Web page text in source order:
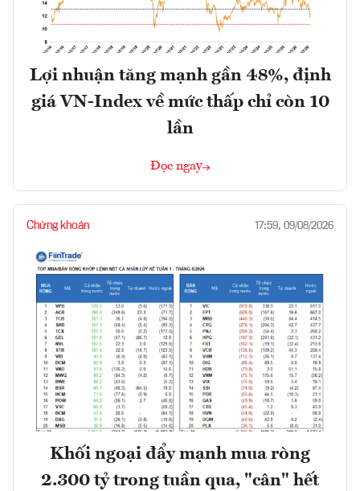
Lợi nhuận tăng mạnh gần 48%, định
giá VN-Index về mức thấp chỉ còn 10
lần
Đọc ngay
Chứng khoán 17:59, 09/08/2026
Khối ngoại đẩy mạnh mua ròng
2.300 tỷ trong tuần qua, "cân" hết